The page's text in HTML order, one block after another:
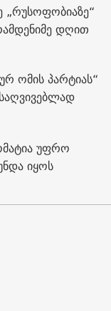
„რუსოფობიაზე“
დღით
ომის პარტიას“
უფრო
იყოს